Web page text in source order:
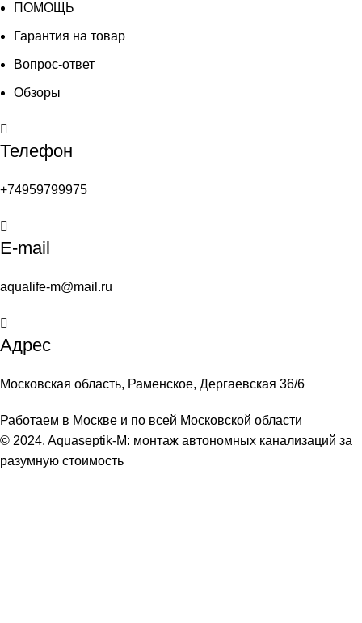
ПОМОЩЬ
Гарантия на товар
Вопрос-ответ
Обзоры
Телефон
+74959799975
E-mail
aqualife-m@mail.ru
Адрес
Московская область, Раменское, Дергаевская 36/6
Работаем в Москве и по всей Московской области
© 2024. Aquaseptik-M: монтаж автономных канализаций за
разумную стоимость